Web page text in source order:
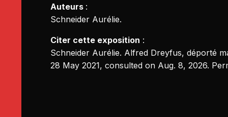
Auteurs :
Schneider Aurélie.
Citer cette exposition :
Schneider Aurélie. Alfred Dreyfus, déporté
28 May 2021, consulted on Aug. 8, 2026.